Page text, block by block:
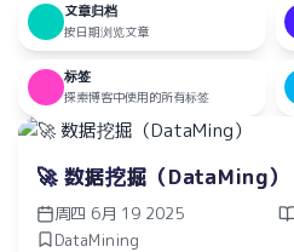
文章归档
按日期浏览文章
标签
探索博客中使用的所有标签
🚀 数据挖掘（DataMing）
周四 6月 19 2025
DataMining